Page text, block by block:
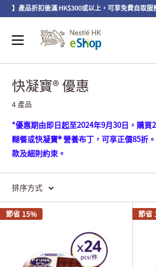
】產品折扣後滿 HK$300或以上，可享免費自取服
快凝寶® 優惠
4 產品
*優惠期由即日起至2024年9月30日，購買
糊餐或快凝寶® 營養布丁，可享正價85折
款及細則約束。
排序方式
節省 15% 節省